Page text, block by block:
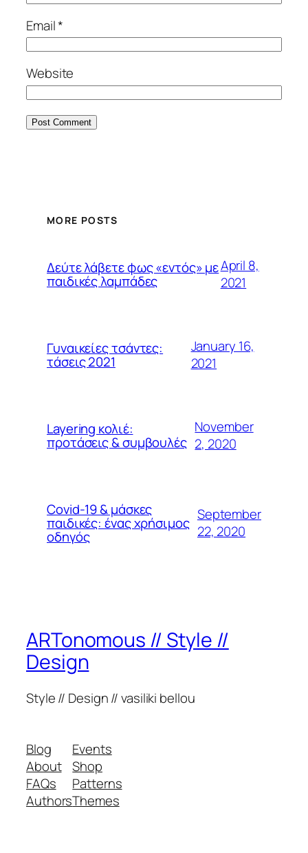
Email*
Website
MORE POSTS
Δεύτε λάβετε φως «εντός» με
παιδικές λαμπάδες
April 8,
2021
Γυναικείες τσάντες:
τάσεις 2021
January 16,
2021
Layering κολιέ:
προτάσεις & συμβουλές
November
2, 2020
Covid-19 & μάσκες
παιδικές: ένας χρήσιμος
οδηγός
September
22, 2020
ARTonomous // Style //
Design
Style // Design // vasiliki bellou
Blog
About
FAQs
Authors
Events
Shop
Patterns
Themes